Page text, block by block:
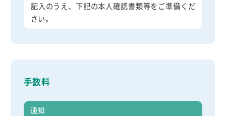
記入のうえ、下記の本人確認書類等をご準備くだ
さい。
手数料
通知